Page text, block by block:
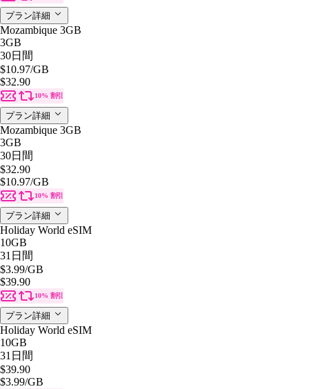
プラン詳細
Mozambique 3GB
3GB
30日間
$10.97/GB
$32.90
10% 割引
プラン詳細
Mozambique 3GB
3GB
30日間
$32.90
$10.97/GB
10% 割引
プラン詳細
Holiday World eSIM
10GB
31日間
$3.99/GB
$39.90
10% 割引
プラン詳細
Holiday World eSIM
10GB
31日間
$39.90
$3.99/GB